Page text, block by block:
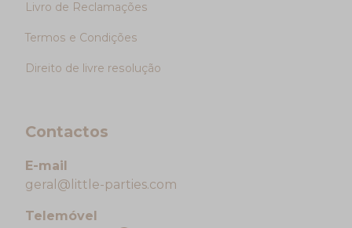
Livro de Reclamações
Termos e Condições
Direito de livre resolução
Contactos
E-mail
geral@little-parties.com
Telemóvel